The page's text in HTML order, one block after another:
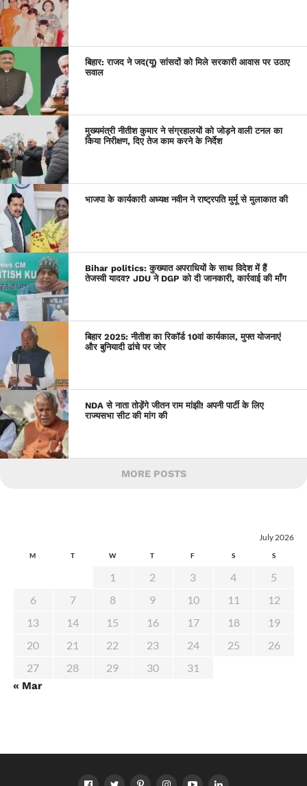
बिहार: राजद ने जद(यू) सांसदों को मिले सरकारी आवास पर उठाए
सवाल
मुख्यमंत्री नीतीश कुमार ने संग्रहालयों को जोड़ने वाली टनल का
किया निरीक्षण, दिए तेज काम करने के निर्देश
भाजपा के कार्यकारी अध्यक्ष नवीन ने राष्ट्रपति मुर्मू से मुलाकात की
Bihar politics: कुख्यात अपराधियों के साथ विदेश में हैं
तेजस्वी यादव? JDU ने DGP को दी जानकारी, कार्रवाई की माँग
बिहार 2025: नीतीश का रिकॉर्ड 10वां कार्यकाल, मुफ्त योजनाएं
और बुनियादी ढांचे पर जोर
NDA से नाता तोड़ेंगे जीतन राम मांझी! अपनी पार्टी के लिए
राज्यसभा सीट की मांग की
MORE POSTS
July 2026
M T W T F S S
1 2 3 4
5
6
7 8 9 10 11
12
13
14 15 16 17 18
19
20
21 22 23 24 25
26
27
28 29 30 31
« Mar